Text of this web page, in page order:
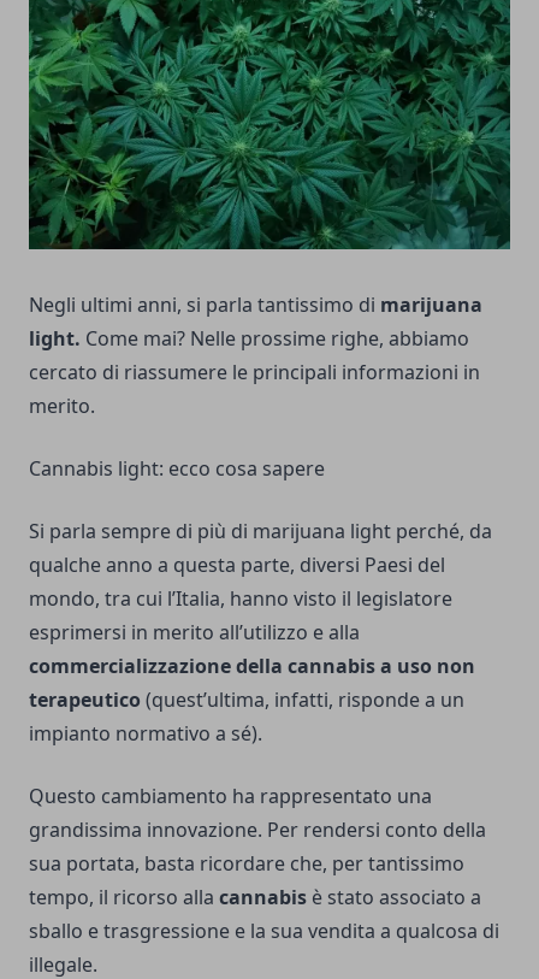
Negli ultimi anni, si parla tantissimo di marijuana
light. Come mai? Nelle prossime righe, abbiamo
cercato di riassumere le principali informazioni in
merito.
Cannabis light: ecco cosa sapere
Si parla sempre di più di marijuana light perché, da
qualche anno a questa parte, diversi Paesi del
mondo, tra cui l’Italia, hanno visto il legislatore
esprimersi in merito all’utilizzo e alla
commercializzazione della cannabis a uso non
terapeutico (quest’ultima, infatti, risponde a un
impianto normativo a sé).
Questo cambiamento ha rappresentato una
grandissima innovazione. Per rendersi conto della
sua portata, basta ricordare che, per tantissimo
tempo, il ricorso alla cannabis è stato associato a
sballo e trasgressione e la sua vendita a qualcosa di
illegale.